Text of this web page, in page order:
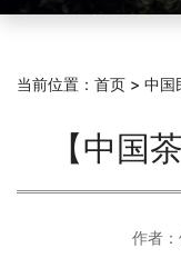
当前位置： 首页 > 中国
【中国
作者